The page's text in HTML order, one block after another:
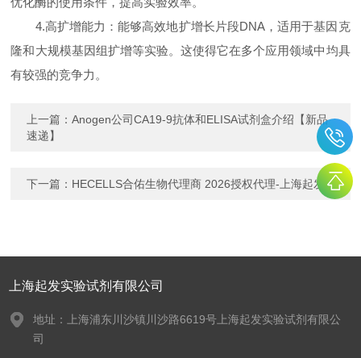
4.高扩增能力：能够高效地扩增长片段DNA，适用于基因克
隆和大规模基因组扩增等实验。这使得它在多个应用领域中均具
有较强的竞争力。
上一篇：Anogen公司CA19-9抗体和ELISA试剂盒介绍【新品
速递】
下一篇： HECELLS合佑生物代理商 2026授权代理-上海起发
上海起发实验试剂有限公司
地址：上海浦东川沙镇川沙路6619号上海起发实验试剂有限公
司